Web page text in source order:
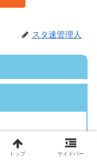
スタ速管理人
す。
リシー をお読み
トップ サイドバー